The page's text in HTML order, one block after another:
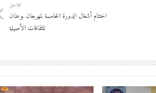
اللاحق
اختتام أشغال الدورة الخامسة لمهرجان بوعنان
للثقافات الأصيلة